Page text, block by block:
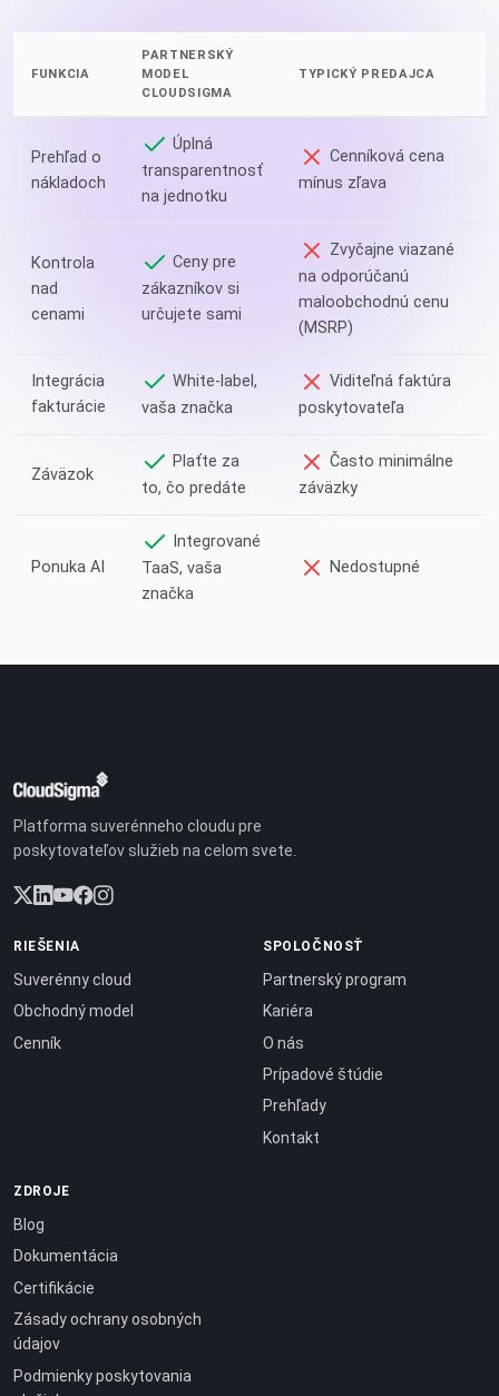
FUNKCIA
PARTNERSKÝ
MODEL
CLOUDSIGMA
TYPICKÝ PREDAJCA
Prehľad o
nákladoch
Úplná
transparentnosť
na jednotku
Cenníková cena
mínus zľava
Kontrola
nad
cenami
Ceny pre
zákazníkov si
určujete sami
Zvyčajne viazané
na odporúčanú
maloobchodnú cenu
(MSRP)
Integrácia
fakturácie
White-label,
vaša značka
Viditeľná faktúra
poskytovateľa
Záväzok
Plaťte za
to, čo predáte
Často minimálne
záväzky
Ponuka AI
Integrované
TaaS, vaša
značka
Nedostupné
Platforma suverénneho cloudu pre
poskytovateľov služieb na celom svete.
RIEŠENIA
Suverénny cloud
Obchodný model
Cenník
SPOLOČNOSŤ
Partnerský program
Kariéra
O nás
Prípadové štúdie
Prehľady
Kontakt
ZDROJE
Blog
Dokumentácia
Certifikácie
Zásady ochrany osobných
údajov
Podmienky poskytovania